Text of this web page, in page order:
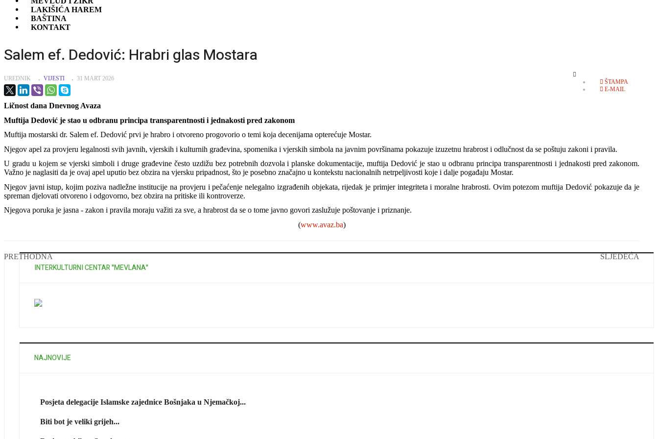
LAKIŠIĆA HAREM
BAŠTINA
KONTAKT
Salem ef. Dedović: Hrabri glas Mostara
UREDNIK VIJESTI 31 MART 2026
ŠTAMPA
E-MAIL
Ličnost dana Dnevnog Avaza
Muftija Dedović je stao u odbranu principa transparentnosti i jednakosti pred zakonom
Muftija mostarski dr. Salem ef. Dedović prvi je hrabro i otvoreno progovorio o temi koja decenijama opterećuje Mostar.
Njegov apel za provjeru legalnosti svih javnih, vjerskih i kulturnih građevina, spomenika i vjerskih simbola na javnim površinama pokazuje izuzetnu hrabrost i odlučnost da se poštuju zakoni i pravila.
U gradu u kojem se vjerski simboli i druge građevine često uzdižu bez potrebnih dozvola i planske dokumentacije, muftija Dedović je stao u odbranu principa transparentnosti i jednakosti pred zakonom.
Važno je naglasiti da je ovaj apel uputio bez obzira na vjersku pripadnost, što je posebno značajno u kontekstu nacionalnih netrpeljivosti koje i dalje pogađaju Mostar.
Njegov javni istup, kojim poziva nadležne institucije na provjeru i pečaćenje nelegalno izgrađenih objekata, rijedak je primjer integriteta i moralne hrabrosti. Ovim potezom muftija Dedović pokazuje da je
spreman djelovati otvoreno i odgovorno, bez obzira na pritiske ili kontroverze.
Njegova poruka je jasna - zakon i pravila moraju važiti za sve, a hrabrost da se o tome javno govori zaslužuje poštovanje i priznanje.
(www.avaz.ba)
PRETHODNA SLJEDEĆA
INTERKULTURNI CENTAR "MEVLANA"
NAJNOVIJE
Posjeta delegacije Islamske zajednice Bošnjaka u Njemačkoj...
Biti bot je veliki grijeh...